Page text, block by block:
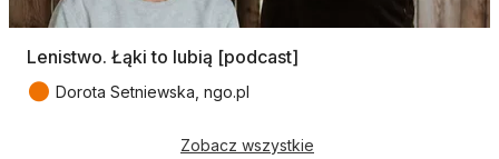
Lenistwo. Łąki to lubią [podcast]
● Dorota Setniewska, ngo.pl
Zobacz wszystkie